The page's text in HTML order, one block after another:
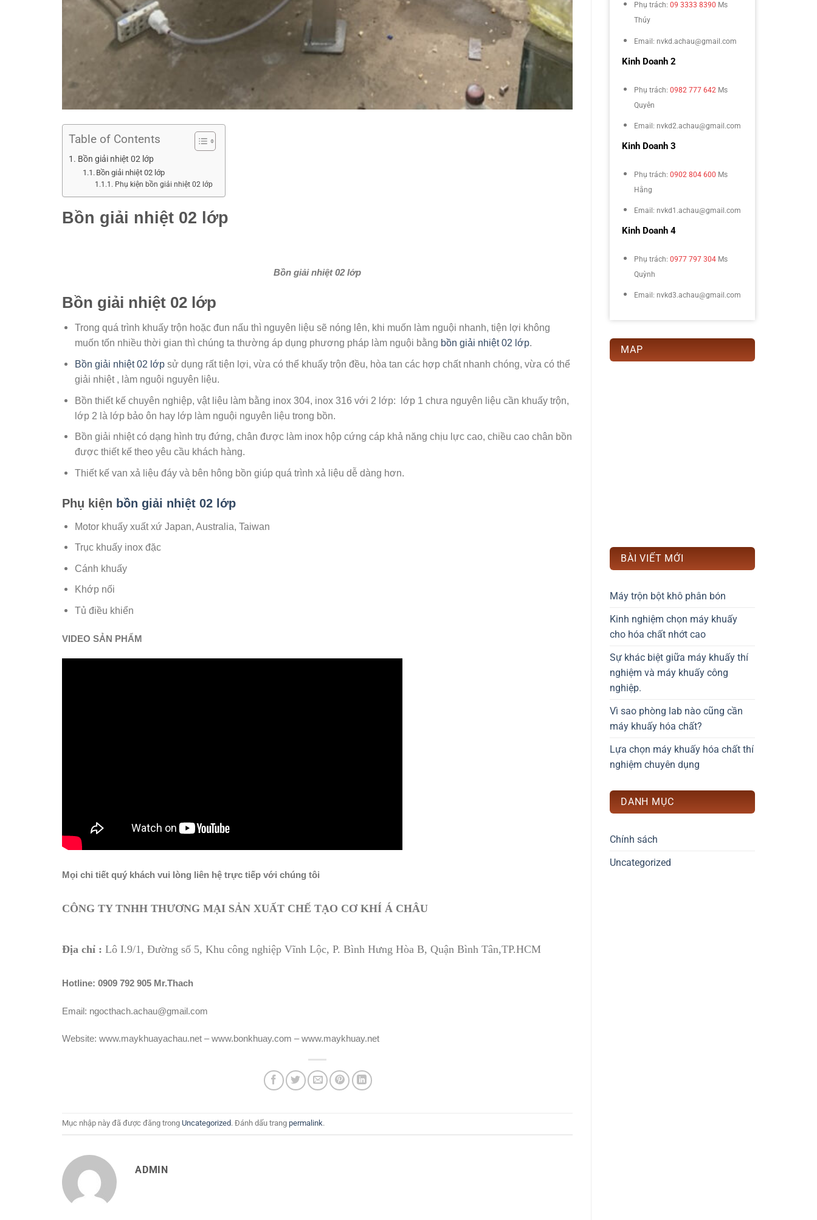
Table of Contents
Bồn giải nhiệt 02 lớp
Bồn giải nhiệt 02 lớp
Phụ kiện bồn giải nhiệt 02 lớp
Bồn giải nhiệt 02 lớp
Bồn giải nhiệt 02 lớp
Bồn giải nhiệt 02 lớp
Trong quá trình khuấy trộn hoặc đun nấu thì nguyên liệu sẽ nóng lên, khi muốn làm nguội nhanh, tiện lợi không
muốn tốn nhiều thời gian thì chúng ta thường áp dụng phương pháp làm nguội bằng bồn giải nhiệt 02 lớp.
Bồn giải nhiệt 02 lớpsử dụng rất tiện lợi, vừa có thể khuấy trộn đều, hòa tan các hợp chất nhanh chóng, vừa có thể
giải nhiệt , làm nguội nguyên liệu.
Bồn thiết kế chuyên nghiệp, vật liệu làm bằng inox 304, inox 316 với 2 lớp: lớp 1 chưa nguyên liệu cần khuấy trộn,
lớp 2 là lớp bảo ôn hay lớp làm nguội nguyên liệu trong bồn.
Bồn giải nhiệt có dạng hình trụ đứng, chân được làm inox hộp cứng cáp khả năng chịu lực cao, chiều cao chân bồn
được thiết kế theo yêu cầu khách hàng.
Thiết kế van xả liệu đáy và bên hông bồn giúp quá trình xả liệu dễ dàng hơn.
Phụ kiện bồn giải nhiệt 02 lớp
Motor khuấy xuất xứ Japan, Australia, Taiwan
Trục khuấy inox đặc
Cánh khuấy
Khớp nối
Tủ điều khiển
​VIDEO SẢN PHẨM
Mọi chi tiết quý khách vui lòng liên hệ trực tiếp với chúng tôi
CÔNG TY TNHH THƯƠNG MẠI SẢN XUẤT CHẾ TẠO CƠ KHÍ Á CHÂU
Địa chỉ : Lô I.9/1, Đường số 5, Khu công nghiệp Vĩnh Lộc, P. Bình Hưng Hòa B, Quận Bình Tân,TP.HCM
Hotline: 0909 792 905 Mr.Thach
Email: ngocthach.achau@gmail.com
Website: www.maykhuayachau.net – www.bonkhuay.com – www.maykhuay.net
Mục nhập này đã được đăng trong Uncategorized. Đánh dấu trang permalink.
ADMIN
Phụ trách: 09 3333 8390 Ms
Thúy
Email: nvkd.achau@gmail.com
Kinh Doanh 2
Phụ trách: 0982 777 642 Ms
Quyên
Email: nvkd2.achau@gmail.com
Kinh Doanh 3
Phụ trách: 0902 804 600 Ms
Hằng
Email: nvkd1.achau@gmail.com
Kinh Doanh 4
Phụ trách: 0977 797 304 Ms
Quỳnh
Email: nvkd3.achau@gmail.com
MAP
BÀI VIẾT MỚI
Máy trộn bột khô phân bón
Kinh nghiệm chọn máy khuấy
cho hóa chất nhớt cao
Sự khác biệt giữa máy khuấy thí
nghiệm và máy khuấy công
nghiệp.
Vì sao phòng lab nào cũng cần
máy khuấy hóa chất?
Lựa chọn máy khuấy hóa chất thí
nghiệm chuyên dụng
DANH MỤC
Chính sách
Uncategorized